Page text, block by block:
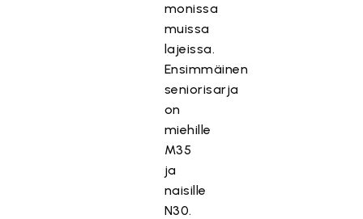
monissa
muissa
lajeissa.
Ensimmäinen
seniorisarja
on
miehille
M35
ja
naisille
N30.